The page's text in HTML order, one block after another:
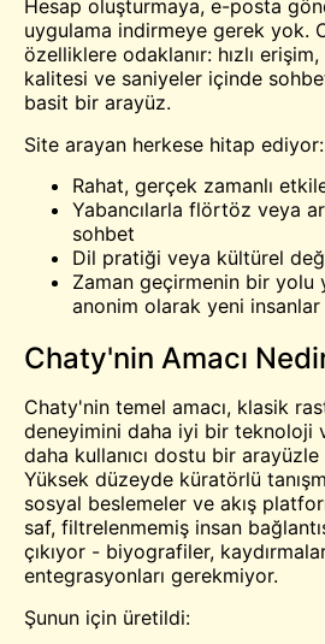
Hesap oluşturmaya, e-posta
uygulama indirmeye gerek yok.
özelliklere odaklanır: hızlı
kalitesi ve saniyeler içinde
basit bir arayüz.
Site arayan herkese hitap ediyor:
Rahat, gerçek zamanlı
Yabancılarla flörtöz veya
sohbet
Dil pratiği veya kültürel
Zaman geçirmenin bir yolu
anonim olarak yeni insanlar
Chaty'nin Amacı
Chaty'nin temel amacı, klasik
deneyimini daha iyi bir teknoloji
daha kullanıcı dostu bir
Yüksek düzeyde küratörlü
sosyal beslemeler ve akış
saf, filtrelenmemiş insan
çıkıyor - biyografiler,
entegrasyonları gerekmiyor.
Şunun için üretildi: